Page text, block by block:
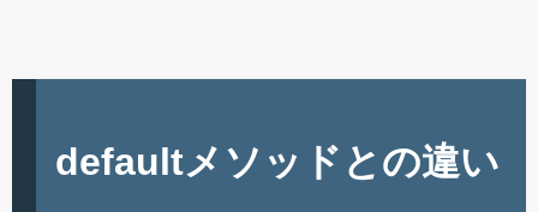
defaultメソッドとの違い